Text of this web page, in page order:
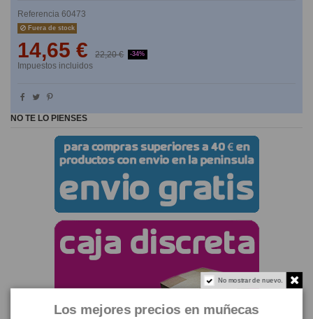
Referencia 60473
Fuera de stock
14,65 € 22,20 € -34%
Impuestos incluidos
NO TE LO PIENSES
No mostrar de nuevo.
Los mejores precios en muñecas